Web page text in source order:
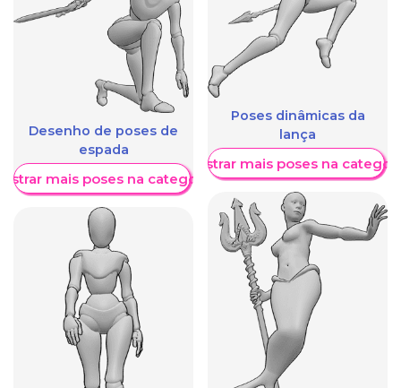
Desenho de poses de
espada
mais poses na categoria
Poses dinâmicas da
lança
Mostrar mais poses na